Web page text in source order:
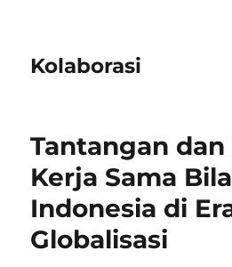
Kolaborasi
Tantangan
Kerja Sama
Indonesia di
Globalisasi